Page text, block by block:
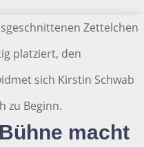
macht
Zettelchen
platziert, den
sich Kirstin Schwab
zu Beginn.